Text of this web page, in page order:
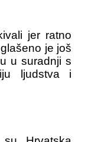
jer ratno
je još
u suradnji s
ljudstva i